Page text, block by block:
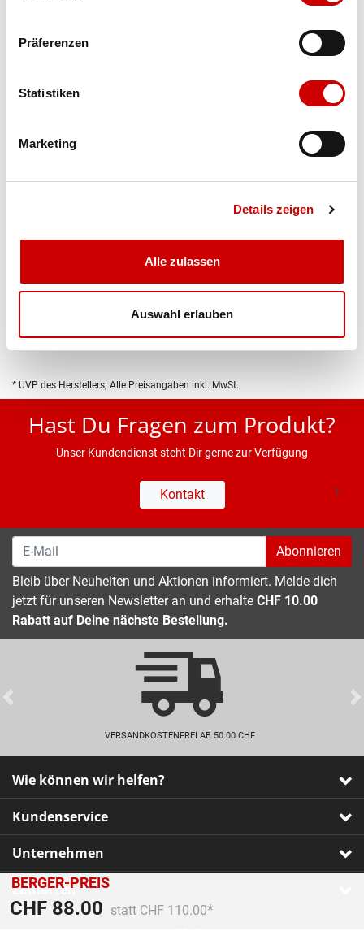
Präferenzen
Statistiken
Marketing
Details zeigen
Alle zulassen
Auswahl erlauben
Verfügbarkeit:
BERGER-PREIS
CHF 88.00 Preis reduziert von
statt CHF 110.00
An
Eigenschaften
* UVP des Herstellers; Alle Preisangaben inkl. MwSt.
Hast Du Fragen zum Produkt?
Unser Kundendienst steht Dir gerne zur Verfügung
Kontakt
Abonnieren
Bleib über Neuheiten und Aktionen informiert. Melde dich
jetzt für unseren Newsletter an und erhalte CHF 10.00
Rabatt auf Deine nächste Bestellung.
VERSANDKOSTENFREI AB 50.00 CHF
Previous
Wie können wir helfen?
Kundenservice
Unternehmen
Zahlarten